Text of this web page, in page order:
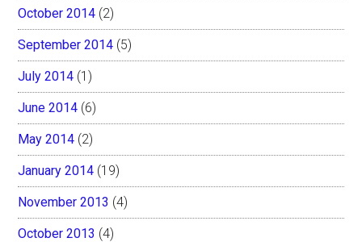
October 2014 (2)
September 2014 (5)
July 2014 (1)
June 2014 (6)
May 2014 (2)
January 2014 (19)
November 2013 (4)
October 2013 (4)